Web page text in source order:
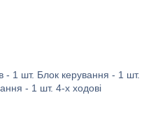
- 1 шт. Блок керування - 1 шт.
- 1 шт. 4-х ходові